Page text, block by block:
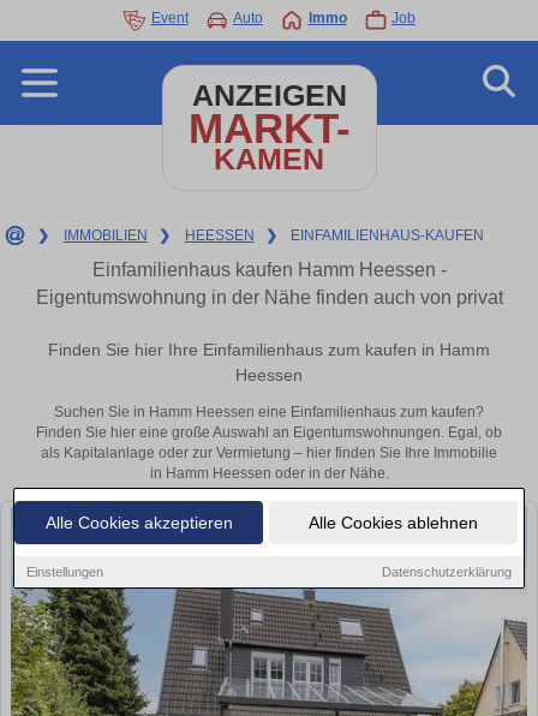
Alle Cookies akzeptieren Alle Cookies ablehnen
Einstellungen Datenschutzerklärung
Event Auto Immo Job
ANZEIGEN
MARKT-
KAMEN
❯ IMMOBILIEN ❯ HEESSEN ❯ EINFAMILIENHAUS-KAUFEN
Einfamilienhaus kaufen Hamm Heessen -
Eigentumswohnung in der Nähe finden auch von privat
Finden Sie hier Ihre Einfamilienhaus zum kaufen in Hamm
Heessen
Suchen Sie in Hamm Heessen eine Einfamilienhaus zum kaufen?
Finden Sie hier eine große Auswahl an Eigentumswohnungen. Egal, ob
als Kapitalanlage oder zur Vermietung – hier finden Sie Ihre Immobilie
in Hamm Heessen oder in der Nähe.